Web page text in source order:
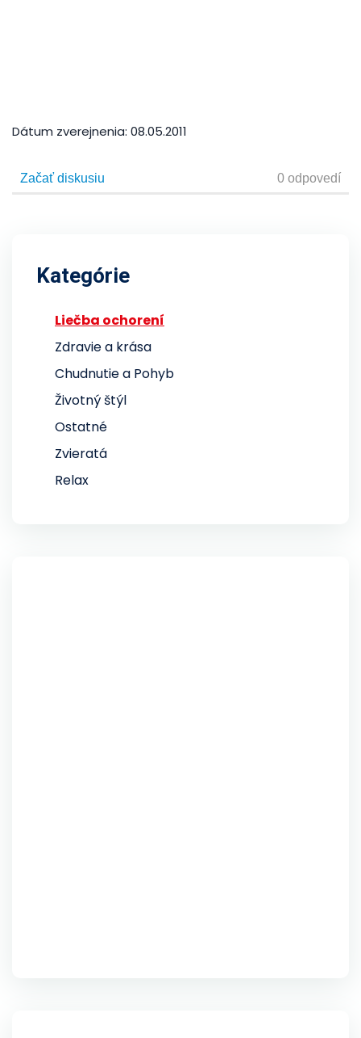
Dátum zverejnenia: 08.05.2011
Kategórie
Liečba ochorení
Zdravie a krása
Chudnutie a Pohyb
Životný štýl
Ostatné
Zvieratá
Relax